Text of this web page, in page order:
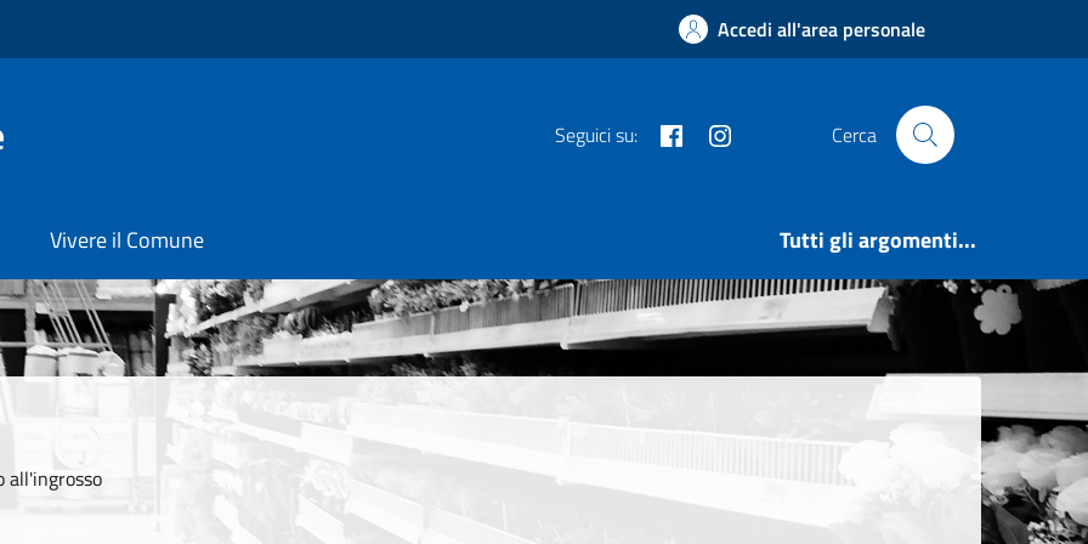
Accedi all'area personale
Seguici su: Facebook Cerca
Vivere il Comune Tutti gli argomenti...
all'ingrosso